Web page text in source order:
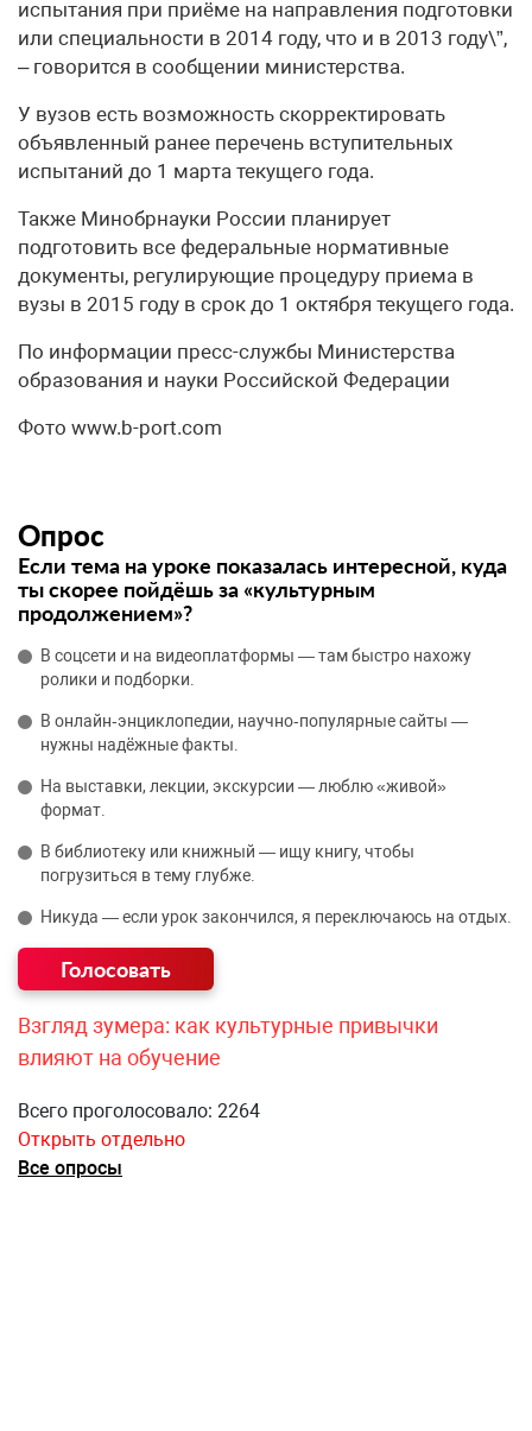
испытания при приёме на направления подготовки
или специальности в 2014 году, что и в 2013 году\”,
– говорится в сообщении министерства.
У вузов есть возможность скорректировать
объявленный ранее перечень вступительных
испытаний до 1 марта текущего года.
Также Минобрнауки России планирует
подготовить все федеральные нормативные
документы, регулирующие процедуру приема в
вузы в 2015 году в срок до 1 октября текущего года.
По информации пресс-службы Министерства
образования и науки Российской Федерации
Фото www.b-port.com
Опрос
Если тема на уроке показалась интересной, куда
ты скорее пойдёшь за «культурным
продолжением»?
В соцсети и на видеоплатформы — там быстро нахожу
ролики и подборки.
В онлайн‑энциклопедии, научно‑популярные сайты —
нужны надёжные факты.
На выставки, лекции, экскурсии — люблю «живой»
формат.
В библиотеку или книжный — ищу книгу, чтобы
погрузиться в тему глубже.
Никуда — если урок закончился, я переключаюсь на отдых.
Взгляд зумера: как культурные привычки
влияют на обучение
Всего проголосовало: 2264
Открыть отдельно
Все опросы